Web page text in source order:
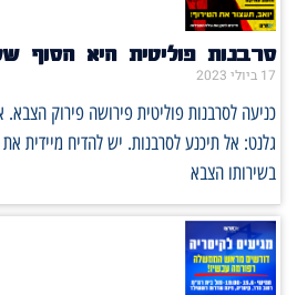
סרבנות פוליטית היא הסוף
17 ביולי 2023
כניעה לסרבנות פוליטית פירושה פירוק הצבא.
גלנט: אל תיכנע לסרבנות. יש להדיח מיידית
בשירותו הצבא